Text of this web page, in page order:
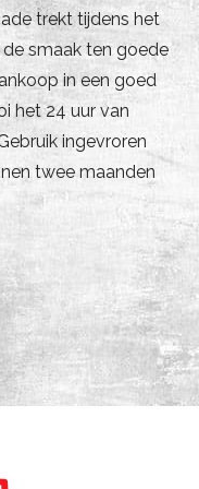
trekt tijdens het
smaak ten goede
in een goed
het 24 uur van
ingevroren
twee maanden